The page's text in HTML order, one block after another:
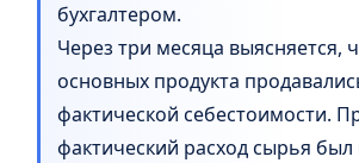
бухгалтером.
Через три месяца выясняется,
основных продукта
фактической себестоимости.
фактический расход сырья был